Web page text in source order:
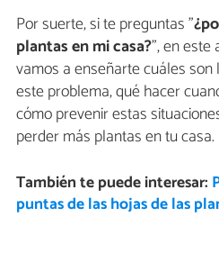
Por suerte, si te preguntas "
plantas en mi casa?", en este
vamos a enseñarte cuáles
este problema, qué hacer
cómo prevenir estas
perder más plantas en tu casa.
También te puede interesar:
puntas de las hojas de las